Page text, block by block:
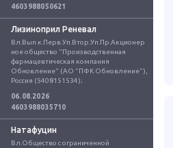
4603988050621
Лизиноприл Реневал
Вл.Вып.к.Перв.Уп.Втор.Уп.Пр.Акционер
ное общество "Производственная
фармацевтическая компания
Обновление" (АО "ПФК Обновление"),
Россия (5408151534);
06.08.2026
4603988035710
Натафуцин
Вл.Общество с ограниченной